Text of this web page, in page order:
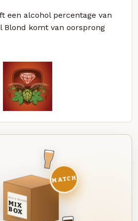
een alcohol percentage van
Blond komt van oorsprong
DEZE MAAND
MIX
BOX
8 BIEREN
MATCH